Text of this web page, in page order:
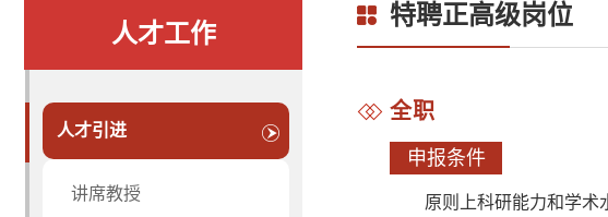
人才工作
人才引进
讲席教授
特聘正高级岗位
全职
申报条件
原则上科研能力和学术